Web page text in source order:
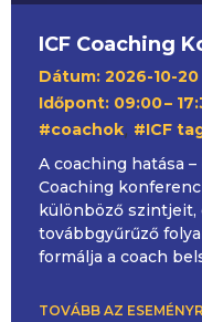
ICF Coaching
Dátum: 2026-10-20
Időpont: 09:00–
#coachok, #ICF
A coaching hatása
Coaching
különböző szintjeit,
továbbgyűrűző
formálja a coach
TOVÁBB AZ